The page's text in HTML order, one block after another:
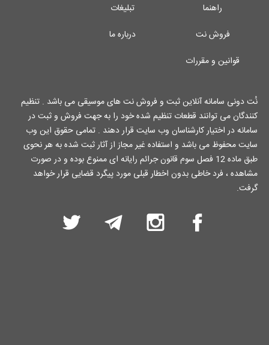
راهنما
تبلیغات
فروش نت
درباره ما
قوانین و مقررات
نُت دونی سامانه آنلاین ثبت و فروش نت های موسیقی می باشد . تنظیم
کنندگان می توانند قطعات تنظیم شده خود را به جهت فروش و ثبت در
سامانه در اختیار کارشناسان وب سایت قرار دهند . تمامی حقوق این وب
سایت محفوظ می باشد و استفاده غیر مجاز از آثار ثبت شده به هر نحوی
طبق ماده 12 فصل سوم قانون جرائم رایانه ای ممنوع بوده و در صورت
مشاهده ، فرد خاطی بدون اخطار قبلی مورد پیگرد قضایی قرار خواهد
گرفت.